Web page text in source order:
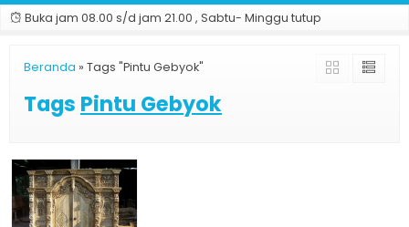
Buka jam 08.00 s/d jam 21.00 , Sabtu- Minggu tutup
Beranda » Tags "Pintu Gebyok"
Tags Pintu Gebyok